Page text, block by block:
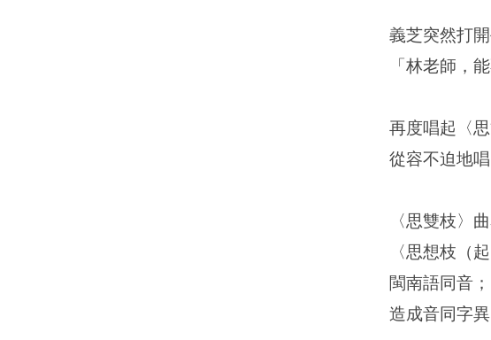
義芝突然打開
「林老師，
再度唱起〈
從容不迫地
〈思雙枝〉
〈思想枝（
閩南語同音
造成音同字異